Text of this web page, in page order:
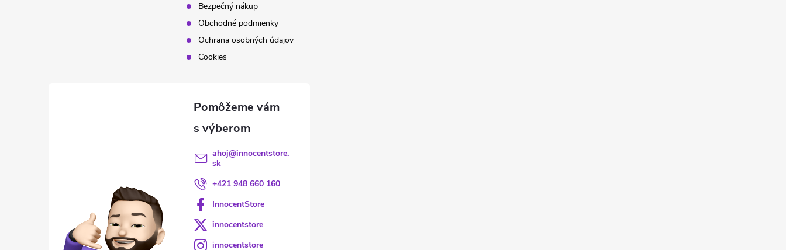
Bezpečný nákup
Obchodné podmienky
Ochrana osobných údajov
Cookies
ahoj@innocentstore.
sk
+421 948 660 160
InnocentStore
innocentstore
innocentstore